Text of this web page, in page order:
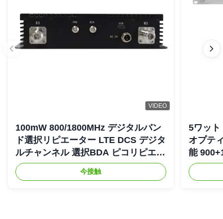
VIDEO
100mW 800/1800MHz デジタルバン
ド選択リピエーター LTE DCS デジタ
ルチャンネル 選択BDA ピコリピエー
ター
今接触
5ワット
オプテ
能
リピエ